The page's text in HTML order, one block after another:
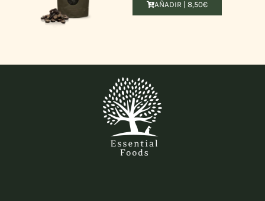
AÑADIR |8,50€